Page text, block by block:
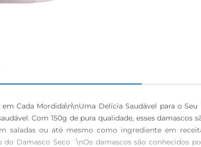
Cada Mordida\n\nUma Delícia Saudável para o
Com 150g de pura qualidade, esses
saladas ou até mesmo como ingrediente em
do Damasco Seco  \nOs damascos são conhecidos